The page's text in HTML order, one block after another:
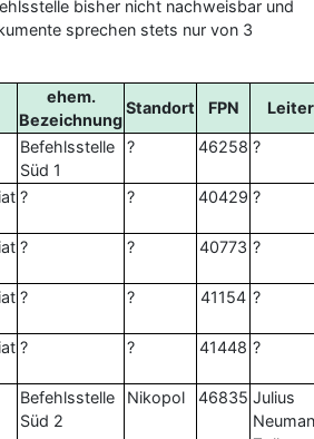
bisher nicht nachweisbar und
sprechen stets nur von 3
ehem.
Bezeichnung
Standort FPN Leiter
Befehlsstelle
Süd 1
? 46258 ?
? ? 40429 ?
? ? 40773 ?
? ? 41154 ?
? ? 41448 ?
Befehlsstelle
Süd 2
Nikopol 46835 Julius